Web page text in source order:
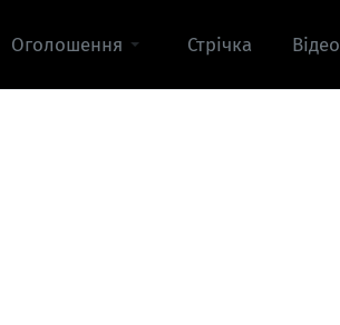
Оголошення Стрічка Відео